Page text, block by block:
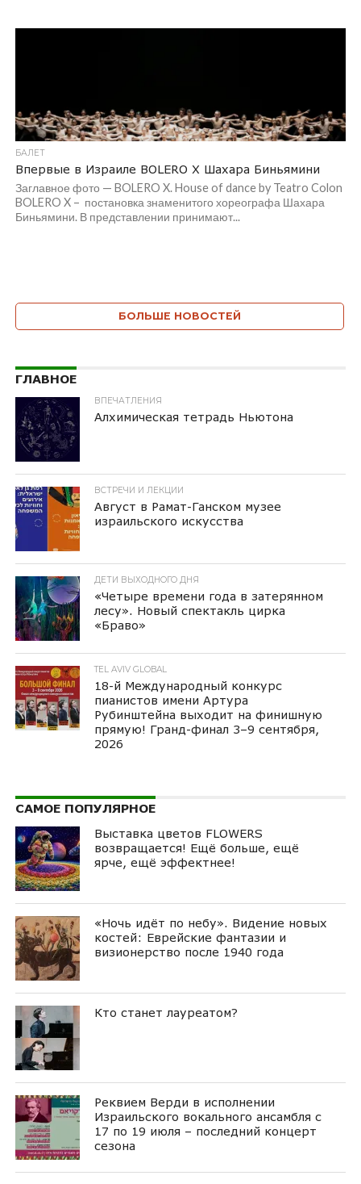
БАЛЕТ
Впервые в Израиле BOLERO X Шахара Биньямини
Заглавное фото — BOLERO X. House of dance by Teatro Colon
BOLERO X – постановка знаменитого хореографа Шахара
Биньямини. В представлении принимают...
БОЛЬШЕ НОВОСТЕЙ
ГЛАВНОЕ
ВПЕЧАТЛЕНИЯ
Алхимическая тетрадь Ньютона
ВСТРЕЧИ И ЛЕКЦИИ
Август в Рамат-Ганском музее
израильского искусства
ДЕТИ ВЫХОДНОГО ДНЯ
«Четыре времени года в затерянном
лесу». Новый спектакль цирка
«Браво»
TEL AVIV GLOBAL
18-й Международный конкурс
пианистов имени Артура
Рубинштейна выходит на финишную
прямую! Гранд-финал 3–9 сентября,
2026
САМОЕ ПОПУЛЯРНОЕ
Выставка цветов FLOWERS
возвращается! Ещё больше, ещё
ярче, ещё эффектнее!
«Ночь идёт по небу». Видение новых
костей: Еврейские фантазии и
визионерство после 1940 года
Кто станет лауреатом?
Реквием Верди в исполнении
Израильского вокального ансамбля с
17 по 19 июля – последний концерт
сезона